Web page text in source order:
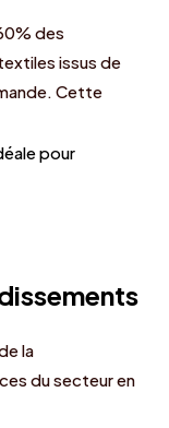
des
issus de
Cette
pour
la
du secteur en